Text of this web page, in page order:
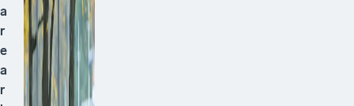
a
r
e
a
r